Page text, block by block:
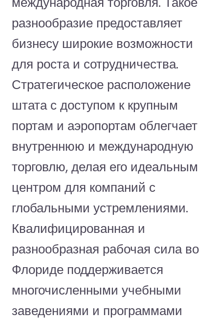
разнообразие предоставляет
бизнесу широкие возможности
для роста и сотрудничества.
Стратегическое расположение
штата с доступом к крупным
портам и аэропортам облегчает
внутреннюю и международную
торговлю, делая его идеальным
центром для компаний с
глобальными устремлениями.
Квалифицированная и
разнообразная рабочая сила во
Флориде поддерживается
многочисленными учебными
заведениями и программами